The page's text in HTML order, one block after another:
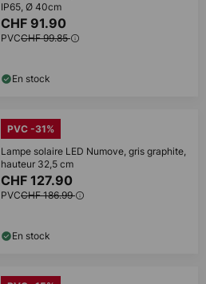
IP65, Ø 40cm
CHF 91.90
PVCCHF 99.85
En stock
PVC -31%
Lampe solaire LED Numove, gris graphite,
hauteur 32,5 cm
CHF 127.90
PVCCHF 186.99
En stock